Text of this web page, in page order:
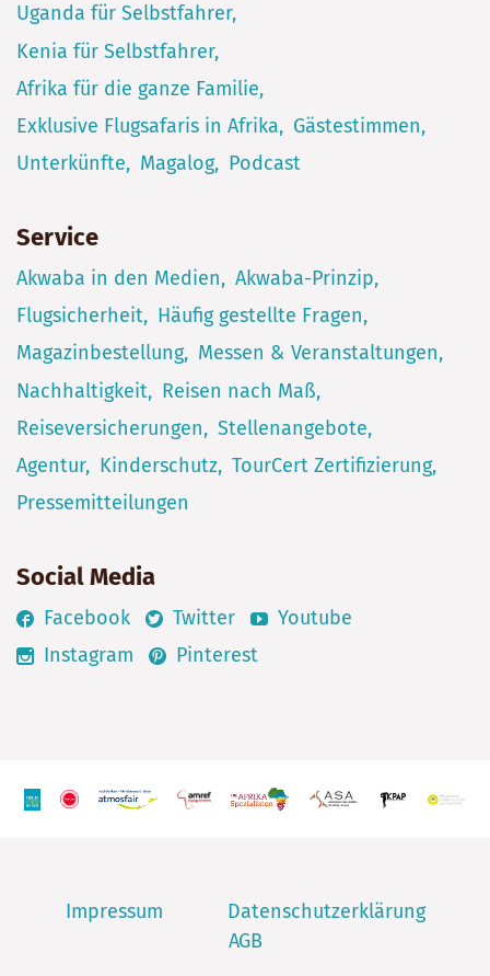
Uganda für Selbstfahrer
Kenia für Selbstfahrer
Afrika für die ganze Familie
Exklusive Flugsafaris in Afrika
Gästestimmen
Unterkünfte
Magalog Podcast
Service
Akwaba in den Medien
Akwaba-Prinzip
Flugsicherheit
Häufig gestellte Fragen
Magazinbestellung
Messen & Veranstaltungen
Nachhaltigkeit
Reisen nach Maß
Reiseversicherungen
Stellenangebote
Agentur
Kinderschutz TourCert Zertifizierung
Pressemitteilungen
Social Media
Facebook Twitter
Youtube
Instagram
Pinterest
Impressum
Datenschutzerklärung
AGB